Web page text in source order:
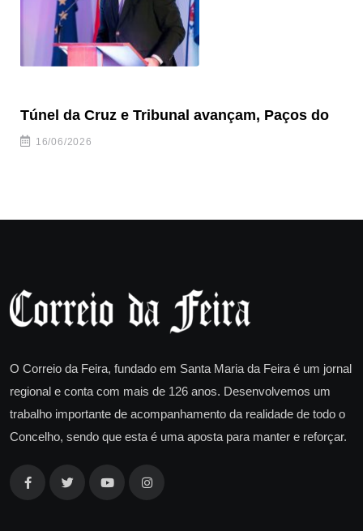
Túnel da Cruz e Tribunal avançam, Paços do
16/06/2026
O Correio da Feira, fundado em Santa Maria da Feira é um jornal
regional e conta com mais de 126 anos. Desenvolvemos um
trabalho importante de acompanhamento da realidade de todo o
Concelho, sendo que esta é uma aposta para manter e reforçar.